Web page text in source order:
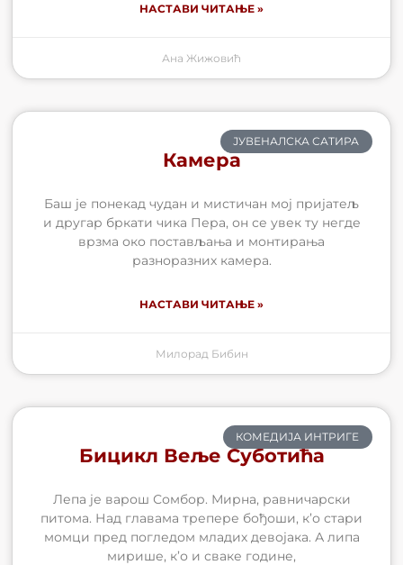
НАСТАВИ ЧИТАЊЕ »
Ана Жижовић
ЈУВЕНАЛСКА САТИРА
Камера
Баш је понекад чудан и мистичан мој пријатељ
и другар бркати чика Пера, он се увек ту негде
врзма око постављања и монтирања
разноразних камера.
НАСТАВИ ЧИТАЊЕ »
Милорад Бибин
КОМЕДИЈА ИНТРИГЕ
Бицикл Веље Суботића
Лепа је варош Сомбор. Мирна, равничарски
питома. Над главама трепере бођоши, к’о стари
момци пред погледом младих девојака. А липа
мирише, к’о и сваке године,